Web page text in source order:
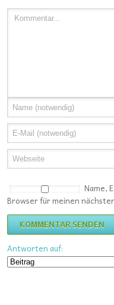
Name,
Browser für meinen
Antworten auf: